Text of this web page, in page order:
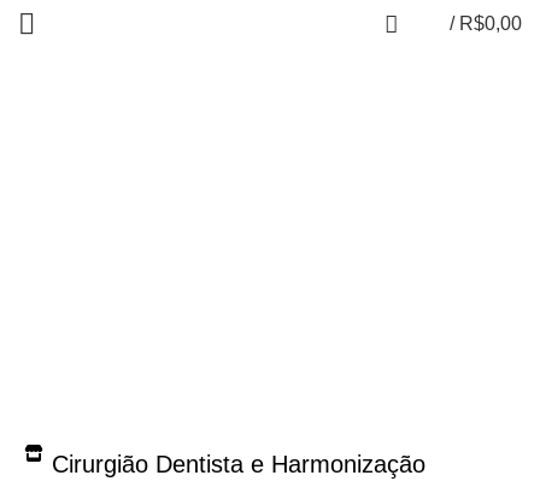
/ R$0,00
Cirurgião Dentista e Harmonização